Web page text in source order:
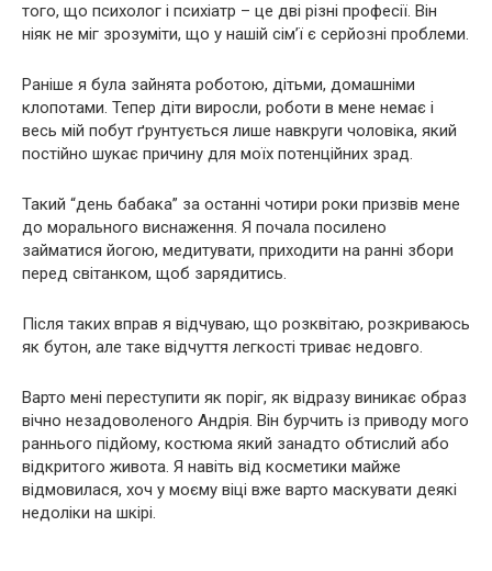
того, що психолог і психіатр – це дві різні професії. Він
ніяк не міг зрозуміти, що у нашій сім’ї є серйозні проблеми.
Раніше я була зайнята роботою, дітьми, домашніми
клопотами. Тепер діти виросли, роботи в мене немає і
весь мій побут ґрунтується лише навкруги чоловіка, який
постійно шукає причину для моїх потенційних зрад.
Такий “день бабака” за останні чотири роки призвів мене
до морального виснаження. Я почала посилено
займатися йогою, медитувати, приходити на ранні збори
перед світанком, щоб зарядитись.
Після таких вправ я відчуваю, що розквітаю, розкриваюсь
як бутон, але таке відчуття легкості триває недовго.
Варто мені переступити як поріг, як відразу виникає образ
вічно незадоволеного Андрія. Він бурчить із приводу мого
раннього підйому, костюма який занадто обтислий або
відкритого живота. Я навіть від косметики майже
відмовилася, хоч у моєму віці вже варто маскувати деякі
недоліки на шкірі.